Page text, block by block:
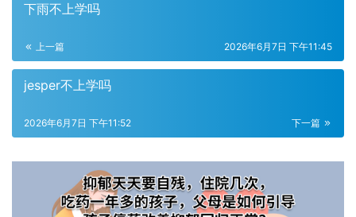
下雨不上学吗
上一篇 2026年6月7日 下午11:45
jesper不上学吗
下一篇
2026年6月7日 下午11:52